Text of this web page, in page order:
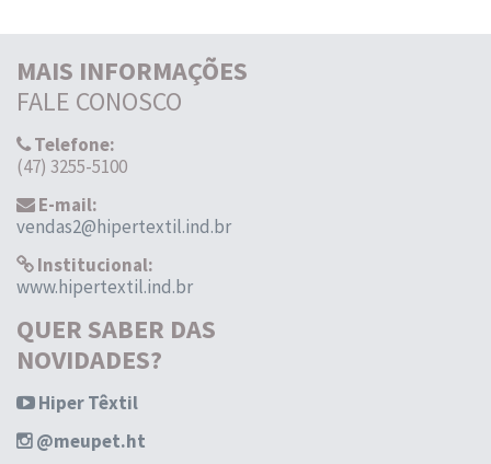
MAIS INFORMAÇÕES
FALE CONOSCO
Telefone:
(47) 3255-5100
E-mail:
vendas2@hipertextil.ind.br
Institucional:
www.hipertextil.ind.br
QUER SABER DAS
NOVIDADES?
Hiper Têxtil
@meupet.ht